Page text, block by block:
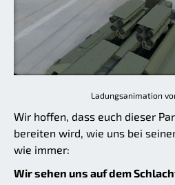
Ladungsanimation
Wir hoffen, dass euch dieser
bereiten wird, wie uns bei
wie immer:
Wir sehen uns auf dem